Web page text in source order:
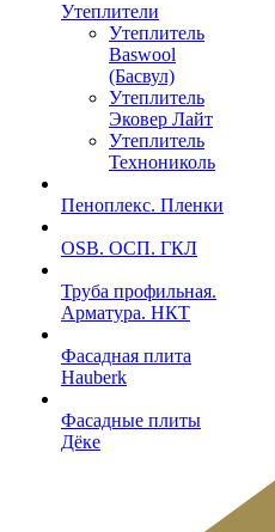
Утеплители
Утеплитель
Baswool
(Басвул)
Утеплитель
Эковер Лайт
Утеплитель
Технониколь
Пеноплекс. Пленки
OSB. ОСП. ГКЛ
Труба профильная.
Арматура. НКТ
Фасадная плита
Hauberk
Фасадные плиты
Дёке